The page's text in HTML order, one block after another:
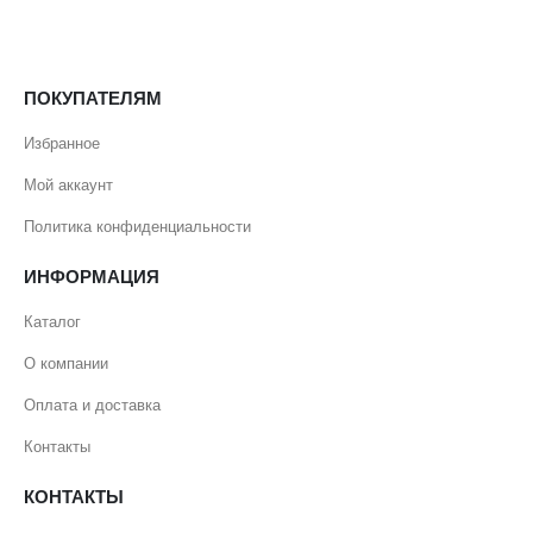
ПОКУПАТЕЛЯМ
Избранное
Мой аккаунт
Политика конфиденциальности
ИНФОРМАЦИЯ
Каталог
О компании
Оплата и доставка
Контакты
КОНТАКТЫ